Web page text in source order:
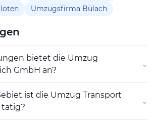
Umzugsfirma Bülach
bietet die Umzug
GmbH an?
⌄
ist die Umzug Transport
tätig?
⌄